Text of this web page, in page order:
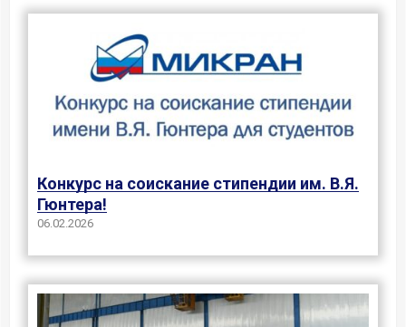
Конкурс на соискание стипендии им. В.Я.
Гюнтера!
06.02.2026